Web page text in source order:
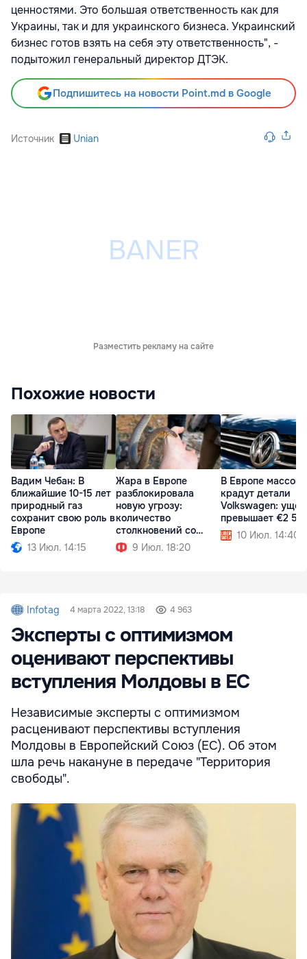
ценностями. Это большая ответственность как для
Украины, так и для украинского бизнеса. Украинский
бизнес готов взять на себя эту ответственность", -
подытожил генеральный директор ДТЭК.
Подпишитесь на новости Point.md в Google
Источник Unian
Разместить рекламу на сайте
Похожие новости
Вадим Чебан: В
ближайшие 10-15 лет
природный газ
сохранит свою роль в
Европе
13 Июл. 14:15
Жара в Европе
разблокировала
новую угрозу:
количество
столкновений со
змеями выросло
9 Июл. 18:20
В Европе массово
крадут детали
Volkswagen:
превышает €2
10 Июл. 14:40
Infotag 4 марта 2022, 13:18 4 963
Эксперты с оптимизмом
оценивают перспективы
вступления Молдовы в ЕС
Независимые эксперты с оптимизмом
расценивают перспективы вступления
Молдовы в Европейский Союз (ЕС). Об этом
шла речь накануне в передаче "Территория
свободы".